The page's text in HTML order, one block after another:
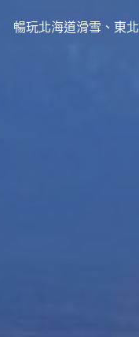
暢玩北海道滑雪、東